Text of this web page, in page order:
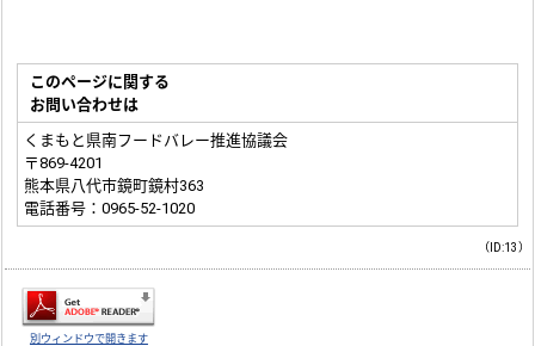
このページに関する
お問い合わせは
くまもと県南フードバレー推進協議会
〒869-4201
熊本県八代市鏡町鏡村363
電話番号：0965-52-1020
（ID:13）
別ウィンドウで開きます